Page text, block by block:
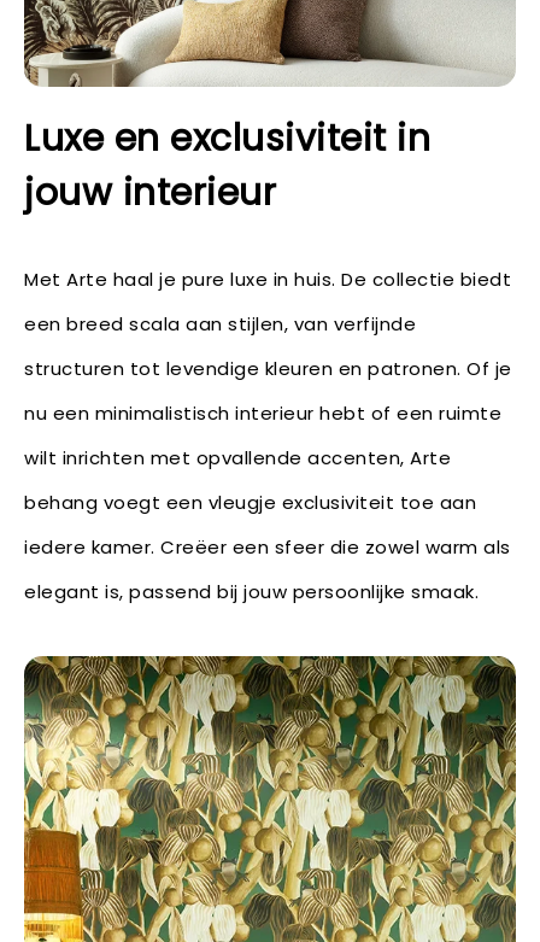
Luxe en exclusiviteit in
jouw interieur
Met Arte haal je pure luxe in huis. De collectie biedt
een breed scala aan stijlen, van verfijnde
structuren tot levendige kleuren en patronen. Of je
nu een minimalistisch interieur hebt of een ruimte
wilt inrichten met opvallende accenten, Arte
behang voegt een vleugje exclusiviteit toe aan
iedere kamer. Creëer een sfeer die zowel warm als
elegant is, passend bij jouw persoonlijke smaak.